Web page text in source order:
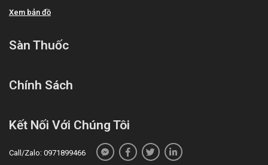
Xem bản đồ
Sàn Thuốc
Chính Sách
Kết Nối Với Chúng Tôi
Call/Zalo: 0971899466